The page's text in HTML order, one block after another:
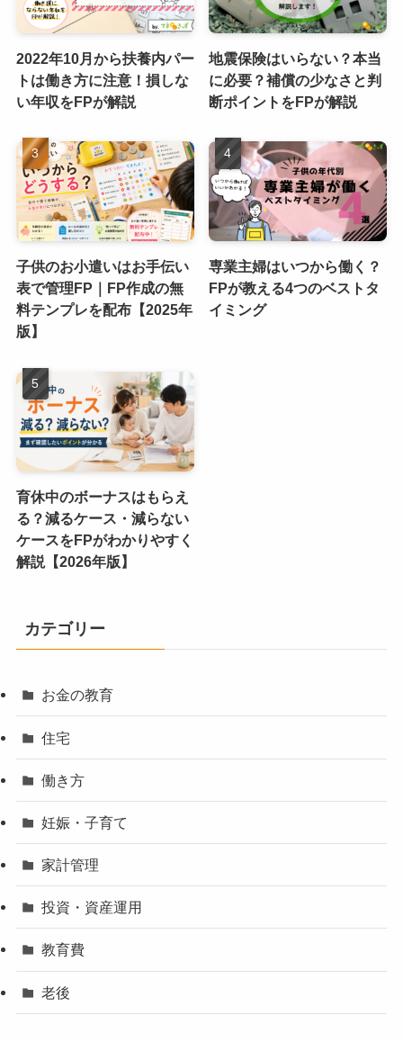
2022年10月から扶養内パー
トは働き方に注意！損しな
い年収をFPが解説
地震保険はいらない？本当
に必要？補償の少なさと判
断ポイントをFPが解説
子供のお小遣いはお手伝い
表で管理FP｜FP作成の無
料テンプレを配布【2025年
版】
専業主婦はいつから働く？
FPが教える4つのベストタ
イミング
育休中のボーナスはもらえ
る？減るケース・減らない
ケースをFPがわかりやすく
解説【2026年版】
カテゴリー
お金の教育
住宅
働き方
妊娠・子育て
家計管理
投資・資産運用
教育費
老後